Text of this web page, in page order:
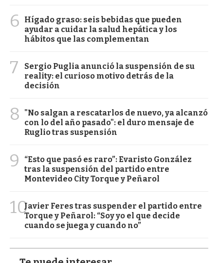
6
Hígado graso: seis bebidas que pueden
ayudar a cuidar la salud hepática y los
hábitos que las complementan
7
Sergio Puglia anunció la suspensión de su
reality: el curioso motivo detrás de la
decisión
8
"No salgan a rescatarlos de nuevo, ya alcanzó
con lo del año pasado": el duro mensaje de
Ruglio tras suspensión
9
“Esto que pasó es raro”: Evaristo González
tras la suspensión del partido entre
Montevideo City Torque y Peñarol
10Javier Feres tras suspender el partido entre
Torque y Peñarol: “Soy yo el que decide
cuando se juega y cuando no”